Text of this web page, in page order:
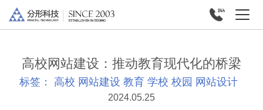
高校网站建设：推动教育现代化的桥梁
标签： 高校 网站建设 教育 学校 校园 网站设计
2024.05.25